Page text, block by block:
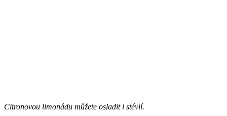
Citronovou limonádu můžete osladit i stévií.